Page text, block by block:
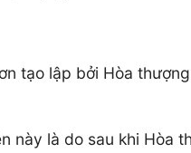
tạo lập bởi Hòa
này là do sau khi Hòa